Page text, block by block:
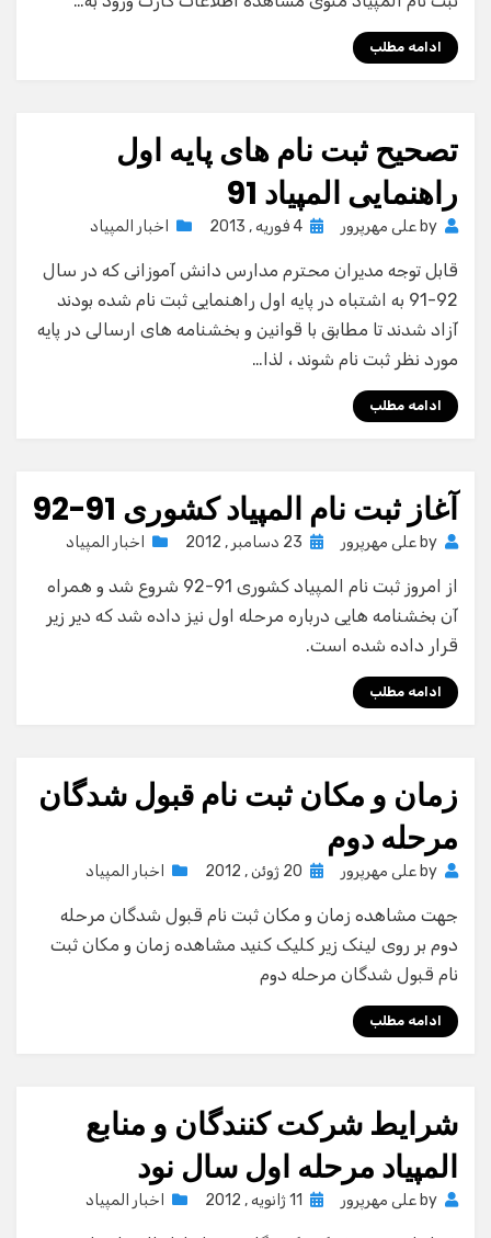
ادامه مطلب
تصحیح ثبت نام های پایه اول
راهنمایی المپیاد 91
by علی مهرپرور
Posted
4 فوریه , 2013 اخبار المپیاد
قابل توجه مدیران محترم مدارس دانش آموزانی که در سال
92-91 به اشتباه در پایه اول راهنمایی ثبت نام شده بودند
آزاد شدند تا مطابق با قوانین و بخشنامه های ارسالی در پایه
مورد نظر ثبت نام شوند ، لذا…
ادامه مطلب
آغاز ثبت نام المپیاد کشوری 91-92
by علی مهرپرور
Posted
23 دسامبر , 2012 اخبار المپیاد
از امروز ثبت نام المپیاد کشوری 91-92 شروع شد و همراه
آن بخشنامه هایی درباره مرحله اول نیز داده شد که دیر زیر
قرار داده شده است.
ادامه مطلب
زمان و مکان ثبت نام قبول شدگان
مرحله دوم
by علی مهرپرور
Posted
20 ژوئن , 2012 اخبار المپیاد
جهت مشاهده زمان و مکان ثبت نام قبول شدگان مرحله
دوم بر روی لینک زیر کلیک کنید مشاهده زمان و مکان ثبت
نام قبول شدگان مرحله دوم
ادامه مطلب
شرایط شرکت کنندگان و منابع
المپیاد مرحله اول سال نود
by علی مهرپرور
Posted
11 ژانویه , 2012 اخبار المپیاد